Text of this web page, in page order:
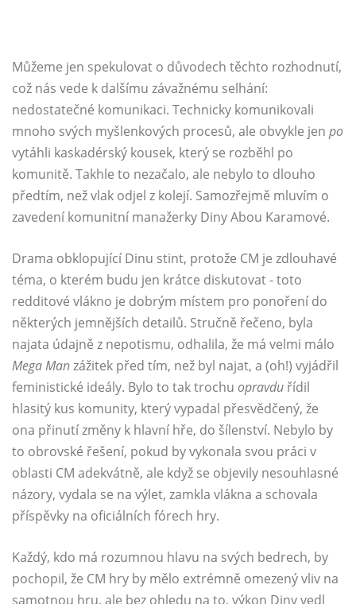
Můžeme jen spekulovat o důvodech těchto rozhodnutí,
což nás vede k dalšímu závažnému selhání:
nedostatečné komunikaci. Technicky komunikovali
mnoho svých myšlenkových procesů, ale obvykle jen po
vytáhli kaskadérský kousek, který se rozběhl po
komunitě. Takhle to nezačalo, ale nebylo to dlouho
předtím, než vlak odjel z kolejí. Samozřejmě mluvím o
zavedení komunitní manažerky Diny Abou Karamové.
Drama obklopující Dinu stint, protože CM je zdlouhavé
téma, o kterém budu jen krátce diskutovat - toto
redditové vlákno je dobrým místem pro ponoření do
některých jemnějších detailů. Stručně řečeno, byla
najata údajně z nepotismu, odhalila, že má velmi málo
Mega Manzážitek před tím, než byl najat, a (oh!) vyjádřil
feministické ideály. Bylo to tak trochu opravdu řídil
hlasitý kus komunity, který vypadal přesvědčený, že
ona přinutí změny k hlavní hře, do šílenství. Nebylo by
to obrovské řešení, pokud by vykonala svou práci v
oblasti CM adekvátně, ale když se objevily nesouhlasné
názory, vydala se na výlet, zamkla vlákna a schovala
příspěvky na oficiálních fórech hry.
Každý, kdo má rozumnou hlavu na svých bedrech, by
pochopil, že CM hry by mělo extrémně omezený vliv na
samotnou hru, ale bez ohledu na to, výkon Diny vedl